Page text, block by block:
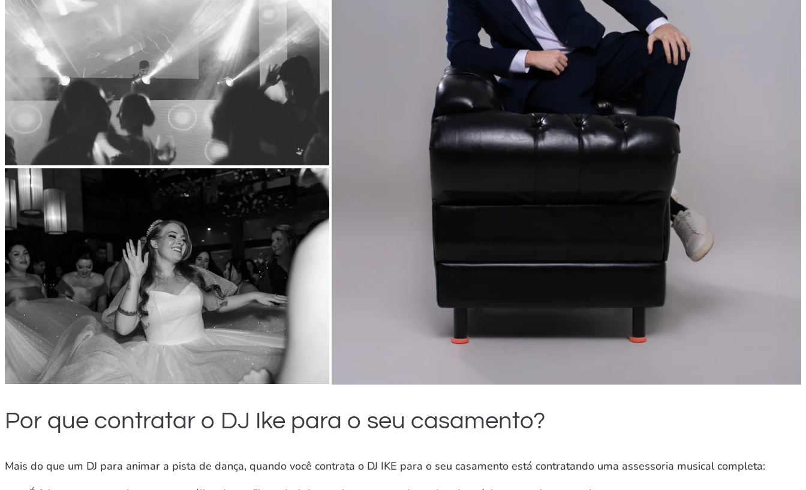
Por que contratar o DJ Ike para o seu casamento?
Mais do que um DJ para animar a pista de dança, quando você contrata o DJ IKE para o seu casamento está contratando uma assessoria musical completa: